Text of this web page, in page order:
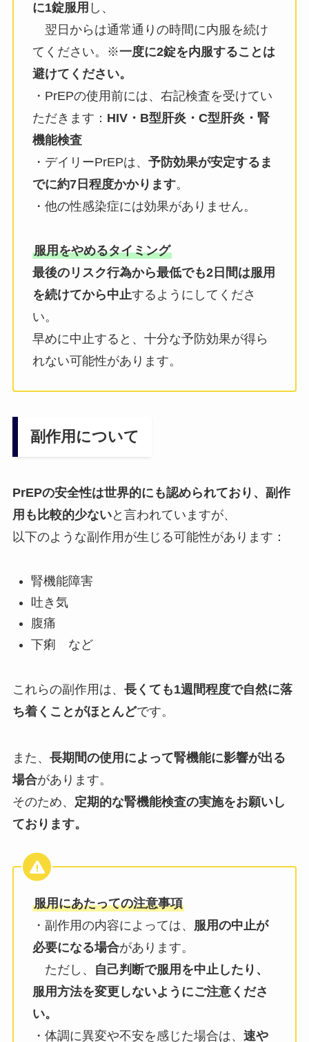
に1錠服用 し、
翌日からは通常通りの時間に内服を続け
てください。※一度に2錠を内服することは
避けてください。
・PrEPの使用前には、右記検査を受けてい
ただきます： HIV・B型肝炎・C型肝炎・腎
機能検査
・デイリーPrEPは、 予防効果が安定するま
でに約7日程度かかります。
・他の性感染症には効果がありません。
服用をやめるタイミング
最後のリスク行為から最低でも2日間は服用
を続けてから中止するようにしてくださ
い。
早めに中止すると、十分な予防効果が得ら
れない可能性があります。
副作用について
PrEPの安全性は世界的にも認められており、副作
用も比較的少ないと言われていますが、
以下のような副作用が生じる可能性があります：
腎機能障害
吐き気
腹痛
下痢 など
これらの副作用は、 長くても1週間程度で自然に落
ち着くことがほとんどです。
また、 長期間の使用によって腎機能に影響が出る
場合があります。
そのため、 定期的な腎機能検査の実施をお願いし
ております。
服用にあたっての注意事項
・副作用の内容によっては、 服用の中止が
必要になる場合があります。
ただし、
自己判断で服用を中止したり、
服用方法を変更しないようにご注意くださ
い。
・体調に異変や不安を感じた場合は、 速や